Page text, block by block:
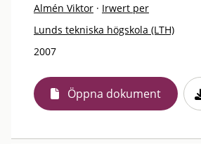
Almén Viktor · Irwert per
Lunds tekniska högskola (LTH)
2007
Öppna dokument